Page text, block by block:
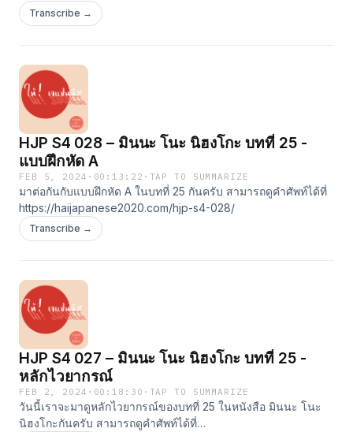
Transcribe →
HJP S4 028 – มินนะ โนะ นิฮงโกะ บทที่ 25 -
แบบฝึกหัด A
FEB 5, 2024 · 00:13:22 · TAP TO SUMMARIZE
มาต่อกันกับแบบฝึกหัด A ในบทที่ 25 กันครับ สามารถดูคำศัพท์ได้ที่
https://haijapanese2020.com/hjp-s4-028/
Transcribe →
HJP S4 027 – มินนะ โนะ นิฮงโกะ บทที่ 25 -
หลักไวยากรณ์
FEB 2, 2024 · 00:18:30 · TAP TO SUMMARIZE
วันนี้เราจะมาดูหลักไวยากรณ์ของบทที่ 25 ในหนังสือ มินนะ โนะ
นิฮงโกะกันครับ สามารถดูคำศัพท์ได้ที่